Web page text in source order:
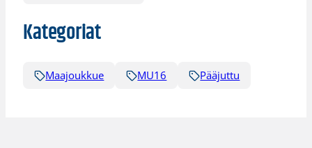
Kategoriat
Maajoukkue MU16 Pääjuttu